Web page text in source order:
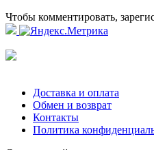
Чтобы комментировать,
Доставка и оплата
Обмен и возврат
Контакты
Политика